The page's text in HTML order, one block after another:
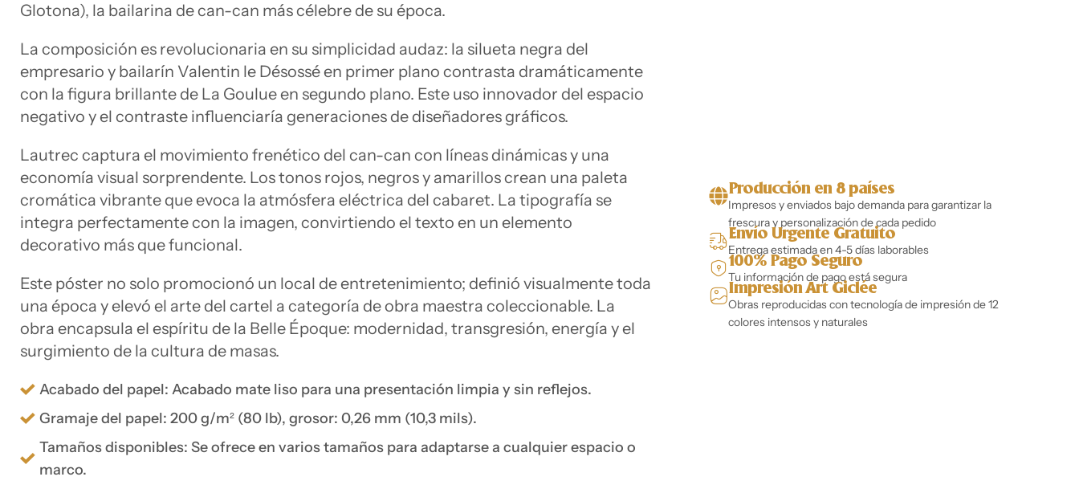
Glotona), la bailarina de can-can más célebre de su época.
La composición es revolucionaria en su simplicidad audaz: la silueta negra del
empresario y bailarín Valentin le Désossé en primer plano contrasta dramáticamente
con la figura brillante de La Goulue en segundo plano. Este uso innovador del espacio
negativo y el contraste influenciaría generaciones de diseñadores gráficos.
Lautrec captura el movimiento frenético del can-can con líneas dinámicas y una
economía visual sorprendente. Los tonos rojos, negros y amarillos crean una paleta
cromática vibrante que evoca la atmósfera eléctrica del cabaret. La tipografía se
integra perfectamente con la imagen, convirtiendo el texto en un elemento
decorativo más que funcional.
Este póster no solo promocionó un local de entretenimiento; definió visualmente toda
una época y elevó el arte del cartel a categoría de obra maestra coleccionable. La
obra encapsula el espíritu de la Belle Époque: modernidad, transgresión, energía y el
surgimiento de la cultura de masas.
Acabado del papel: Acabado mate liso para una presentación limpia y sin reflejos.
Gramaje del papel: 200 g/m² (80 lb), grosor: 0,26 mm (10,3 mils).
Tamaños disponibles: Se ofrece en varios tamaños para adaptarse a cualquier espacio o
marco.
Producción en 8 países
Impresos y enviados bajo demanda para garantizar la
frescura y personalización de cada pedido
Envío Urgente Gratuito
Entrega estimada en 4-5 días laborables
100% Pago Seguro
Tu información de pago está segura
Impresión Art Giclée
Obras reproducidas con tecnología de impresión de 12
colores intensos y naturales